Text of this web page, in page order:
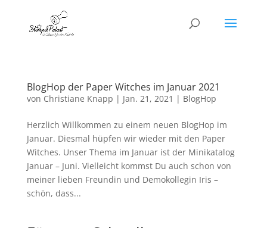
BlogHop der Paper Witches im Januar 2021
von Christiane Knapp | Jan. 21, 2021 | BlogHop
Herzlich Willkommen zu einem neuen BlogHop im
Januar. Diesmal hüpfen wir wieder mit den Paper
Witches. Unser Thema im Januar ist der Minikatalog
Januar – Juni. Vielleicht kommst Du auch schon von
meiner lieben Freundin und Demokollegin Iris –
schön, dass...